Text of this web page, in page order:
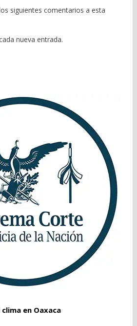
siguientes comentarios a esta
nueva entrada.
clima en Oaxaca